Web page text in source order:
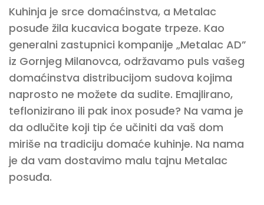
Kuhinja je srce domaćinstva, a Metalac
posuđe žila kucavica bogate trpeze. Kao
generalni zastupnici kompanije „Metalac AD”
iz Gornjeg Milanovca, održavamo puls vašeg
domaćinstva distribucijom sudova kojima
naprosto ne možete da sudite. Emajlirano,
teflonizirano ili pak inox posuđe? Na vama je
da odlučite koji tip će učiniti da vaš dom
miriše na tradiciju domaće kuhinje. Na nama
je da vam dostavimo malu tajnu Metalac
posuđa.